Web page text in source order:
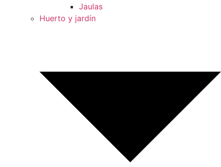
Jaulas
Huerto y jardín